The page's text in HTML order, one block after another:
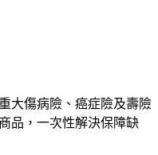
大傷病險、癌症險及壽險
品，一次性解決保障缺